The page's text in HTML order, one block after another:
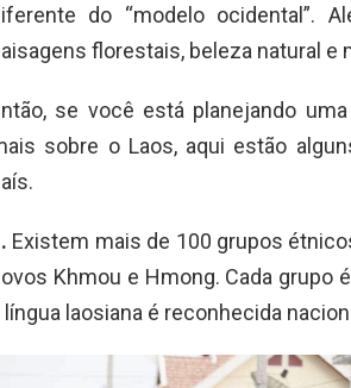
do “modelo ocidental”.
florestais, beleza natural
se você está planejando
sobre o Laos, aqui estão
Existem mais de 100 grupos
Khmou e Hmong. Cada grupo
língua laosiana é reconhecida